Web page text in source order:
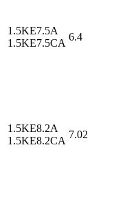
1.5KE7.5A
1.5KE7.5CA
6.4
1.5KE8.2A
1.5KE8.2CA
7.02